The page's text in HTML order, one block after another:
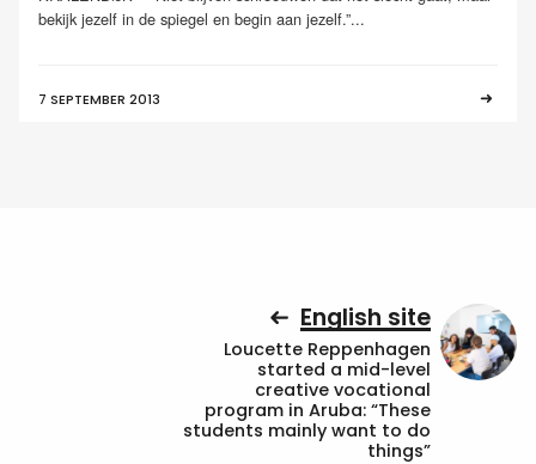
bekijk jezelf in de spiegel en begin aan jezelf.”...
7 SEPTEMBER 2013
English site
Loucette Reppenhagen
started a mid-level
creative vocational
program in Aruba: “These
students mainly want to do
things”